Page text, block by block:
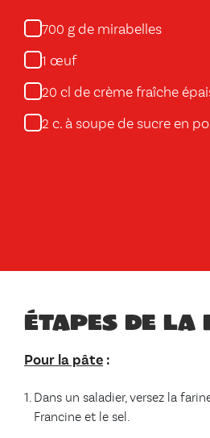
700 g de mirabelles
1 œuf
20 cl de crème fraîche
2 c. à soupe de sucre en
Étapes de
Pour la pâte :
Dans un saladier, versez la
Francine et le sel.